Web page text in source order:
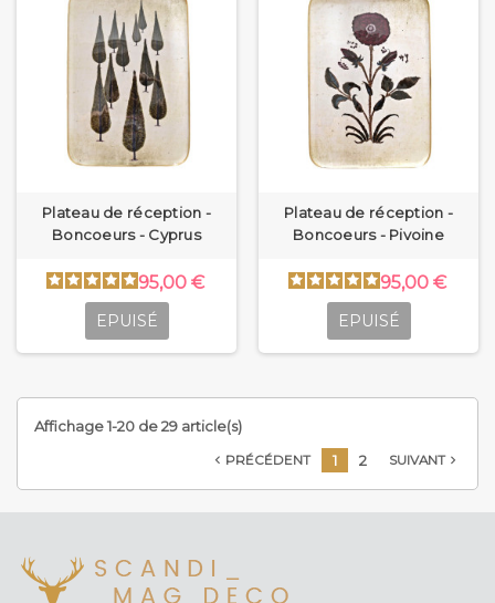
Plateau de réception -
Boncoeurs - Cyprus
95,00 €
EPUISÉ
Plateau de réception -
Boncoeurs - Pivoine
95,00 €
EPUISÉ
Affichage 1-20 de 29 article(s)
 PRÉCÉDENT 1 2 SUIVANT